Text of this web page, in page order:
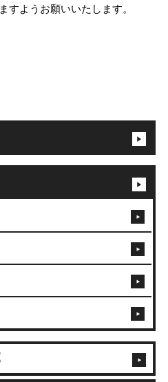
すようお願いいたします。